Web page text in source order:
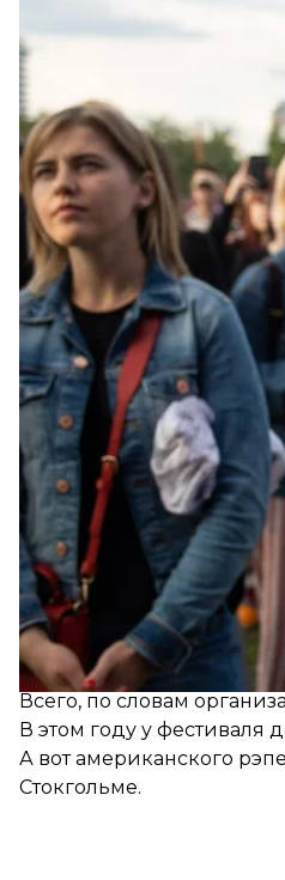
Крупнейший
Фестиваль открылся
Хедлайнером вечера
«Мы пришли отдохнуть,
пришла с мужем и
послушать».
Организаторы Atlas
мероприятия здесь
«Нам захотелось
посетительница
Всего, по словам
В этом году у фестиваля
А вот американского
Стокгольме.